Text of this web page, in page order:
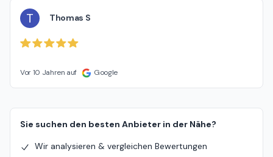
T Thomas S
Vor 10 Jahren auf Google
Sie suchen den besten Anbieter in der Nähe?
Wir analysieren & vergleichen Bewertungen